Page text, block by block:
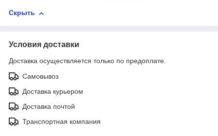
Скрыть
Условия доставки
Доставка осуществляется только по предоплате.
Самовывоз
Доставка курьером
Доставка почтой
Транспортная компания